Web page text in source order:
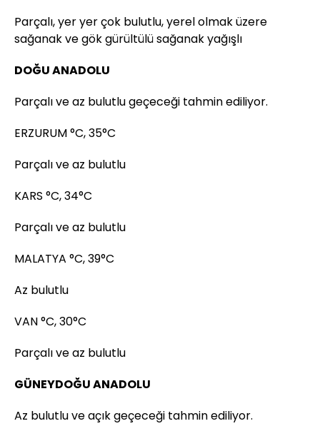
Parçalı, yer yer çok bulutlu, yerel olmak üzere
sağanak ve gök gürültülü sağanak yağışlı
DOĞU ANADOLU
Parçalı ve az bulutlu geçeceği tahmin ediliyor.
ERZURUM °C, 35°C
Parçalı ve az bulutlu
KARS °C, 34°C
Parçalı ve az bulutlu
MALATYA °C, 39°C
Az bulutlu
VAN °C, 30°C
Parçalı ve az bulutlu
GÜNEYDOĞU ANADOLU
Az bulutlu ve açık geçeceği tahmin ediliyor.